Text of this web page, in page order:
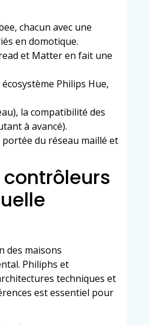
chacun avec une
en domotique.
et Matter en fait une
Philips Hue,
la compatibilité des
à avancé).
du réseau maillé et
des maisons
Philiphs et
techniques et
est essentiel pour